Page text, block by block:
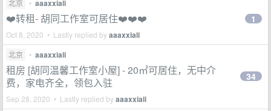
北京 • aaaxxiali
❤️转租- 胡同工作室可居住❤️❤️❤️
Oct 8, 2020 • Lastly replied byaaaxxiali
1
北京 • aaaxxiali
租房 [胡同温馨工作室小屋] - 20㎡可居住，无中介
费，家电齐全，领包入驻
Sep 28, 2020 • Lastly replied byaaaxxiali
34